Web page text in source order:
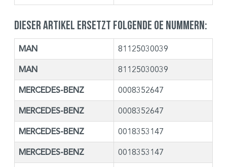
Dieser Artikel ersetzt folgende OE Nummern:
MAN 81125030039
MAN 81125030039
MERCEDES-BENZ 0008352647
MERCEDES-BENZ 0008352647
MERCEDES-BENZ 0018353147
MERCEDES-BENZ 0018353147